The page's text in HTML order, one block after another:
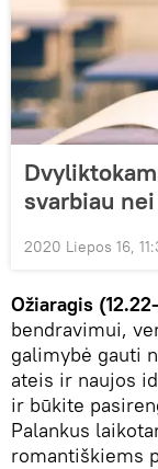
svarbiau
2020 Liepos 16,
Ožiaragis
bendravimui,
galimybė gauti
ateis ir naujos
ir būkite
Palankus
romantiškiems